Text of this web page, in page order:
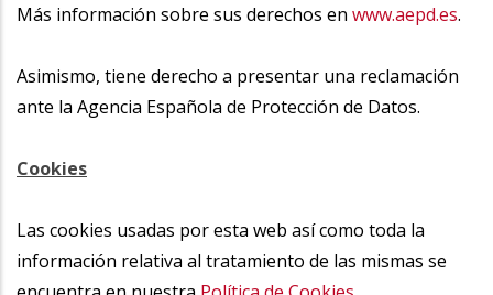
Más información sobre sus derechos en www.aepd.es.
Asimismo, tiene derecho a presentar una reclamación
ante la Agencia Española de Protección de Datos.
Cookies
Las cookies usadas por esta web así como toda la
información relativa al tratamiento de las mismas se